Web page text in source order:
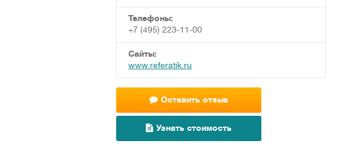
Телефоны:
+7 (495) 223-11-00
Сайты:
www.referatik.ru
Оставить отзыв
Узнать стоимость